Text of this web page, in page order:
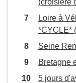
(croisière
Loire à
*CYCLE*
Seine
Bretagne
5 jours